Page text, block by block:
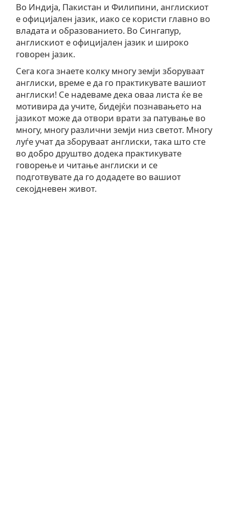
Во Индија, Пакистан и Филипини, англискиот
е официјален јазик, иако се користи главно во
владата и образованието. Во Сингапур,
англискиот е официјален јазик и широко
говорен јазик.
Сега кога знаете колку многу земји зборуваат
англиски, време е да го практикувате вашиот
англиски! Се надеваме дека оваа листа ќе ве
мотивира да учите, бидејќи познавањето на
јазикот може да отвори врати за патување во
многу, многу различни земји низ светот. Многу
луѓе учат да зборуваат англиски, така што сте
во добро друштво додека практикувате
говорење и читање англиски и се
подготвувате да го додадете во вашиот
секојдневен живот.